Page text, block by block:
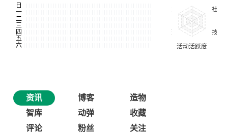
资讯 博客
造物
智库
动弹
收藏
评论
粉丝 关注